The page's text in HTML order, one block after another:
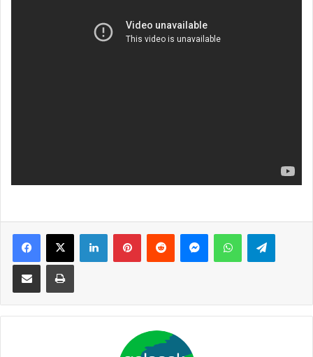
Facebook
X LinkedInPinterestReddit MessengerWhatsApp
E-Posta ile paylaş Yazdır